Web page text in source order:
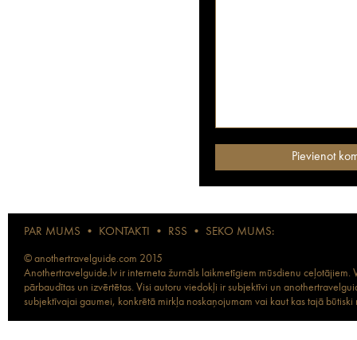
PAR MUMS • KONTAKTI • RSS • SEKO MUMS:
© anothertravelguide.com 2015
Anothertravelguide.lv ir interneta žurnāls laikmetīgiem mūsdienu
pārbaudītas un izvērtētas. Visi autoru viedokļi ir subjektīvi un
subjektīvajai gaumei, konkrētā mirkļa noskaņojumam vai kaut kas tajā